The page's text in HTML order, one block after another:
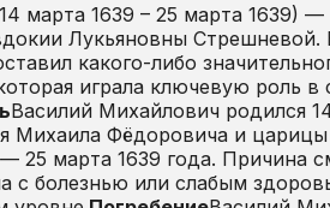
марта 1639 – 25 марта 1639)
Лукьяновны
какого-либо
играла ключевую роль в
Василий Михайлович родился
Михаила Фёдоровича и
25 марта 1639 года. Причина
с болезнью или слабым